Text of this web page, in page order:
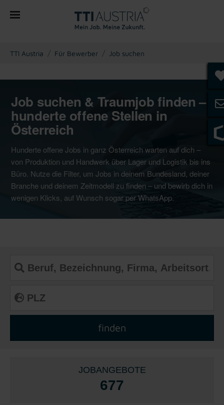
You are here:
TTI Austria Für Bewerber Job suchen
Job suchen & Traumjob finden –
hunderte offene Stellen in
Österreich
Hunderte offene Jobs in ganz Österreich warten auf dich –
von Produktion und Handwerk über Lager und Logistik bis ins
Büro. Nutze die Filter, um Jobs in deinem Bundesland, deiner
Branche und deinem Zeitmodell zu finden – und bewirb dich in
wenigen Klicks, auf Wunsch sogar per WhatsApp.
JOBANGEBOTE
677